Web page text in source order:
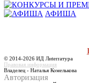
АФИША
© 2014-2026 ИД Лиterraтура
Правовая информация
Владелец - Наталья Комелькова
Авторизация